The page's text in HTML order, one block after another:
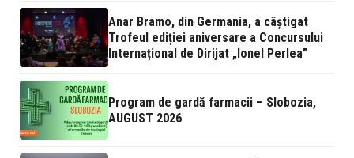
Anar Bramo, din Germania, a câștigat
Trofeul ediției aniversare a Concursului
Internațional de Dirijat „Ionel Perlea”
Program de gardă farmacii – Slobozia,
AUGUST 2026